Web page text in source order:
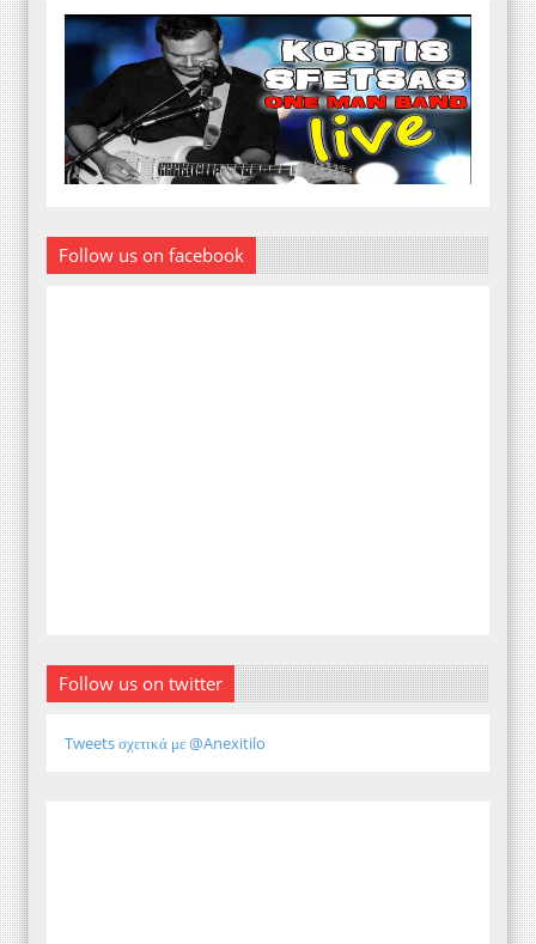
Follow us on facebook
Follow us on twitter
Tweets σχετικά με @Anexitilo